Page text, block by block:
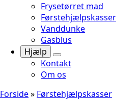
Frysetørret mad
Førstehjælpskasser
Vanddunke
Gasblus
Hjælp
Kontakt
Om os
Forside» Førstehjælpskasser